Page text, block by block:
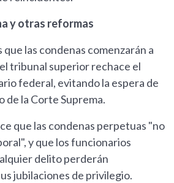
y otras reformas
las condenas comenzarán a
tribunal superior rechace el
federal, evitando la espera de
de la Corte Suprema.
que las condenas perpetuas "no
y que los funcionarios
delito perderán
jubilaciones de privilegio.